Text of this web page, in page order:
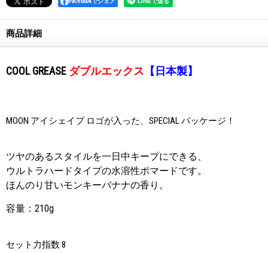
商品詳細
COOL GREASE ダブルエックス 【日本製】
MOON アイシェイプ ロゴが入った、SPECIAL パッケージ！
ツヤのあるスタイルを一日中キープにできる、
ウルトラハードタイプの水溶性ポマードです。
ほんのり甘いモンキーバナナの香り。
容量：210g
セット力指数 8